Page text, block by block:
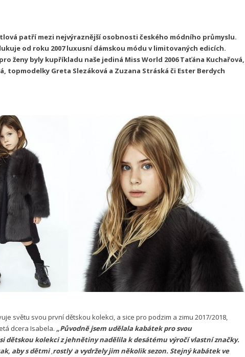
patří mezi nejvýraznější osobnosti českého módního průmyslu.
od roku 2007 luxusní dámskou módu v limitovaných edicích.
ženy byly kupříkladu naše jediná Miss World 2006 Taťána Kuchařová,
topmodelky Greta Slezáková a Zuzana Stráská či Ester Berdych
světu svou první dětskou kolekci, a sice pro podzim a zimu 2017/2018,
dcera Isabela. „Původně jsem udělala kabátek pro svou
dětskou kolekci z jehnětiny nadělila k desátému výročí vlastní značky.
aby s dětmi‚rostly‘ a vydržely jim několik sezon. Stejný kabátek ve